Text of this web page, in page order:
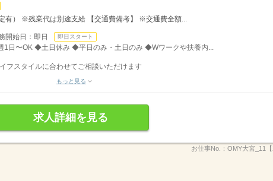
有） ※残業代は別途支給 【交通費備考】 ※交通費全額...
始日：即日 即日スタート
日〜OK ◆土日休み ◆平日のみ・土日のみ ◆Wワークや扶養内...
フスタイルに合わせてご相談いただけます
もっと見る
求人詳細を見る
お仕事No.： OMY大宮_11【